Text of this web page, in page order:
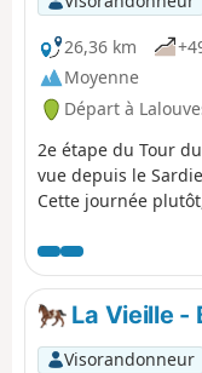
26,36 km
Moyenne
Départ à
2e étape du Tour
vue depuis le
Cette journée
hêtres et sapins
La Vieille -
Visorandonneur